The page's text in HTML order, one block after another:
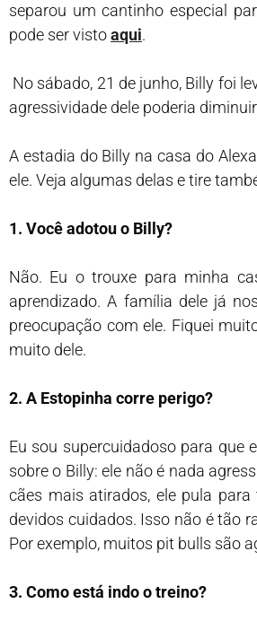
separou um cantinho especial
pode ser vistoaqui.
No sábado, 21 de junho, Billy foi
agressividade dele poderia
A estadia do Billy na casa do
ele. Veja algumas delas e tire
1. Você adotou o Billy?
Não. Eu o trouxe para minha
aprendizado. A família dele já
preocupação com ele. Fiquei
muito dele.
2. A Estopinha corre perigo?
Eu sou supercuidadoso para que
sobre o Billy: ele não é nada
cães mais atirados, ele pula
devidos cuidados. Isso não é tão
Por exemplo, muitos pit bulls são
3. Como está indo o treino?